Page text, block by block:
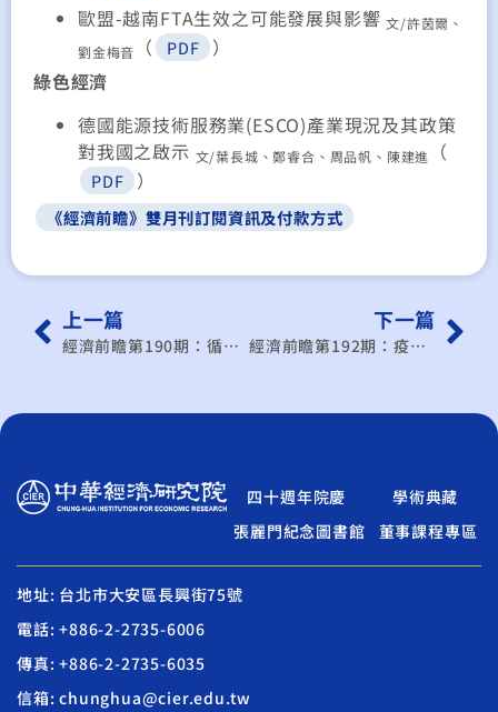
歐盟-越南FTA生效之可能發展與影響文/許茵爾、
劉金梅音
（ PDF
）
綠色經濟
德國能源技術服務業(ESCO)產業現況及其政策
對我國之啟示 文/葉長城、鄭睿合、周品帆 、 陳建進 （
PDF ）
《經濟前瞻》雙月刊訂閱資訊及付款方式
上一篇
經濟前瞻第190期：循環經濟下的超前部署
下一篇
經濟前瞻第192期：疫情後中國大陸經濟
四十週年院慶
學術典藏
張麗門紀念圖書館
董事課程專區
地址: 台北市大安區長興街75號
電話: +886-2-2735-6006
傳真: +886-2-2735-6035
信箱: chunghua@cier.edu.tw